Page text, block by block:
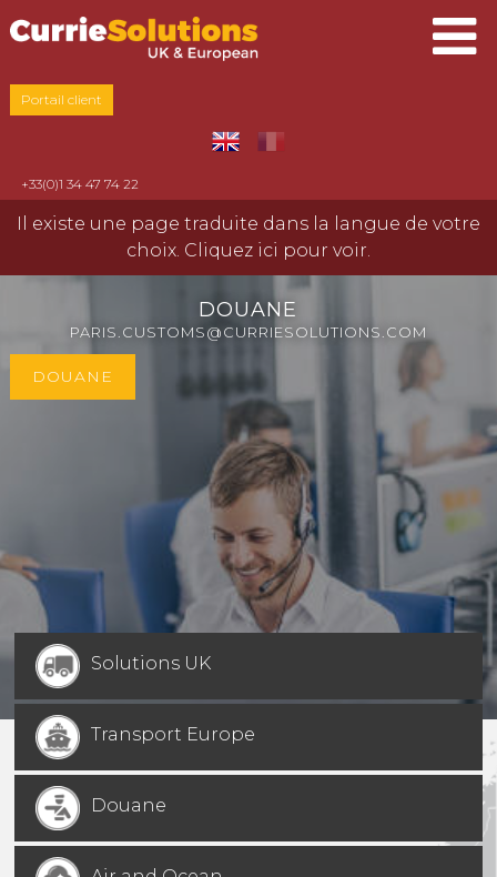
Portail client
+33(0)1 34 47 74 22
Il existe une page traduite dans la langue de votre
choix. Cliquez ici pour voir.
DOUANE
PARIS.CUSTOMS@CURRIESOLUTIONS.COM
DOUANE
Solutions UK
Transport Europe
Douane